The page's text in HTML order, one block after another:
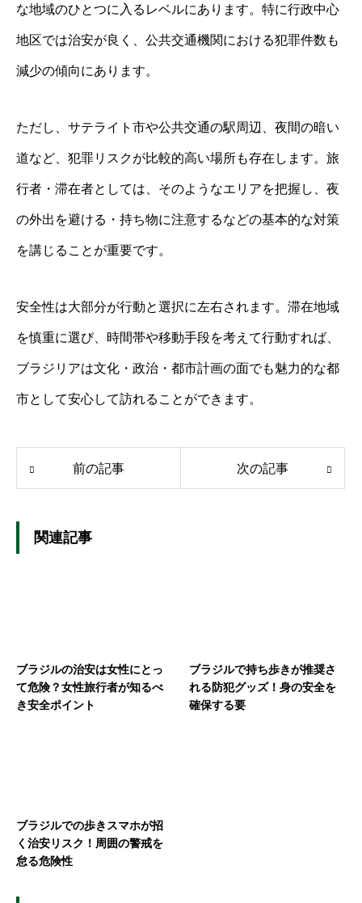
な地域のひとつに入るレベルにあります。特に行政中心
地区では治安が良く、公共交通機関における犯罪件数も
減少の傾向にあります。
ただし、サテライト市や公共交通の駅周辺、夜間の暗い
道など、犯罪リスクが比較的高い場所も存在します。旅
行者・滞在者としては、そのようなエリアを把握し、夜
の外出を避ける・持ち物に注意するなどの基本的な対策
を講じることが重要です。
安全性は大部分が行動と選択に左右されます。滞在地域
を慎重に選び、時間帯や移動手段を考えて行動すれば、
ブラジリアは文化・政治・都市計画の面でも魅力的な都
市として安心して訪れることができます。
前の記事 次の記事
関連記事
ブラジルの治安は女性にとっ
て危険？女性旅行者が知るべ
き安全ポイント
ブラジルで持ち歩きが推奨さ
れる防犯グッズ！身の安全を
確保する要
ブラジルでの歩きスマホが招
く治安リスク！周囲の警戒を
怠る危険性